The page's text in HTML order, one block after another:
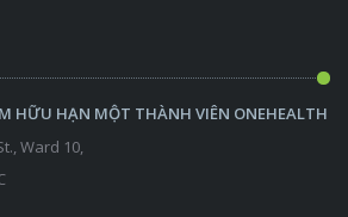
HỮU HẠN MỘT THÀNH VIÊN ONEHEALTH
Ward 10,